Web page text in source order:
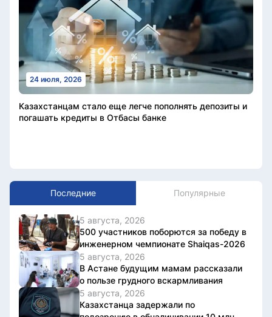
24 июля, 2026
Казахстанцам стало еще легче пополнять депозиты и
погашать кредиты в Отбасы банке
Последние Популярные
5 августа, 2026
500 участников поборются за победу в
инженерном чемпионате Shaiqas-2026
5 августа, 2026
В Астане будущим мамам рассказали
о пользе грудного вскармливания
5 августа, 2026
Казахстанца задержали по